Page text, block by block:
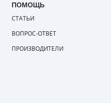
ПОМОЩЬ
СТАТЬИ
ВОПРОС-ОТВЕТ
ПРОИЗВОДИТЕЛИ